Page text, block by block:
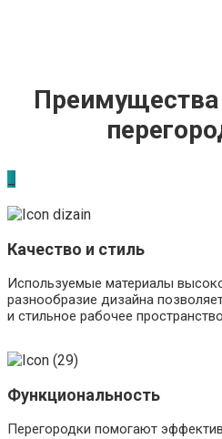
Качество и стиль
Используемые материалы
разнообразие дизайна
и стильное рабочее
Функциональность
Перегородки помогают